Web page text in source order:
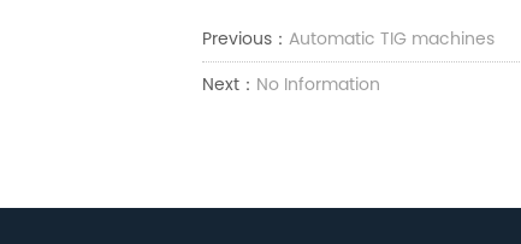
Previous： Automatic TIG machines
Next： No Information